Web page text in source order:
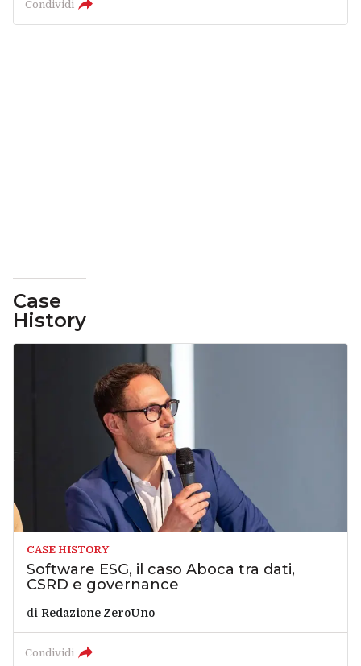
Condividi
Case
History
CASE HISTORY
Software ESG, il caso Aboca tra dati,
CSRD e governance
di Redazione ZeroUno
Condividi